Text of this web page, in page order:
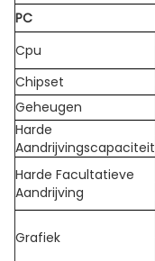
PC
Cpu
Chipset
Geheugen
Harde
Aandrijvingscapaciteit
Harde Facultatieve
Aandrijving
Grafiek